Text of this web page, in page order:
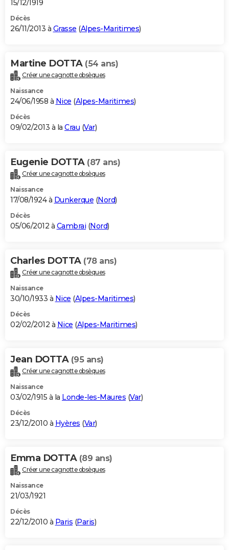
15/12/1919
Décès
26/11/2013 à Grasse (Alpes-Maritimes)
Martine DOTTA (54 ans)
Créer une cagnotte obsèques
Naissance
24/06/1958 à Nice (Alpes-Maritimes)
Décès
09/02/2013 à la Crau (Var)
Eugenie DOTTA (87 ans)
Créer une cagnotte obsèques
Naissance
17/08/1924 à Dunkerque (Nord)
Décès
05/06/2012 à Cambrai (Nord)
Charles DOTTA (78 ans)
Créer une cagnotte obsèques
Naissance
30/10/1933 à Nice (Alpes-Maritimes)
Décès
02/02/2012 à Nice (Alpes-Maritimes)
Jean DOTTA (95 ans)
Créer une cagnotte obsèques
Naissance
03/02/1915 à la Londe-les-Maures (Var)
Décès
23/12/2010 à Hyères (Var)
Emma DOTTA (89 ans)
Créer une cagnotte obsèques
Naissance
21/03/1921
Décès
22/12/2010 à Paris (Paris)